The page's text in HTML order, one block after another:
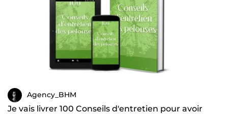
Agency_BHM
Je vais livrer 100 Conseils d'entretien pour avoir